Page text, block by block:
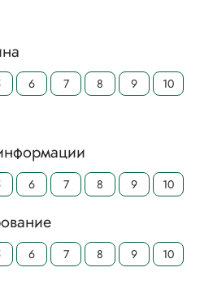
6 7 8 9
10
6 7 8 9 10
6 7 8 9
10